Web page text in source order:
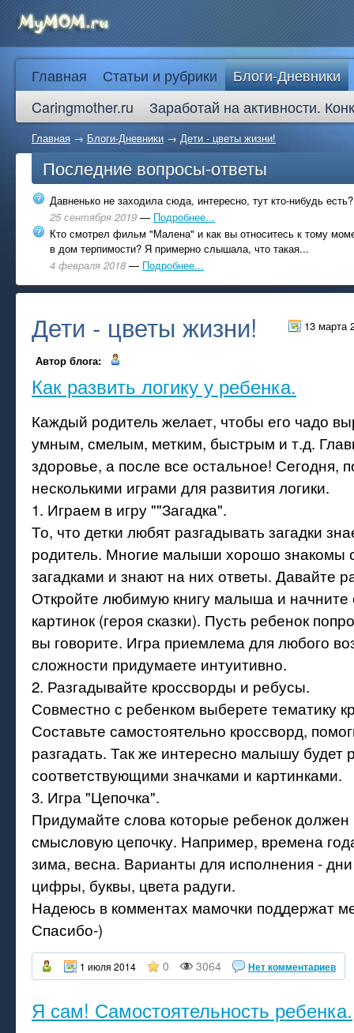
Главная Статьи и рубрики
Блоги-Дневники
Caringmother.ru
Заработай на активности.
Главная → Блоги-Дневники → Дети - цветы жизни!
Последние вопросы-ответы
Давненько не заходила сюда, интересно, тут кто-нибудь есть?
25 сентября 2019 — Подробнее...
Кто смотрел фильм "Малена" и как вы относитесь к тому
в дом терпимости? Я примерно слышала, что такая...
4 февраля 2018 — Подробнее...
13 марта
Дети - цветы жизни!
Автор блога:
Как развить логику у ребенка.
Каждый родитель желает, чтобы его чадо
умным, смелым, метким, быстрым и т.д.
здоровье, а после все остальное! Сегодня,
несколькими играми для развития логики.
1. Играем в игру ""Загадка".
То, что детки любят разгадывать загадки
родитель. Многие малыши хорошо знакомы
загадками и знают на них ответы. Давайте
Откройте любимую книгу малыша и начните
картинок (героя сказки). Пусть ребенок
вы говорите. Игра приемлема для любого
сложности придумаете интуитивно.
2. Разгадывайте кроссворды и ребусы.
Совместно с ребенком выберете тематику
Составьте самостоятельно кроссворд,
разгадать. Так же интересно малышу будет
соответствующими значками и картинками.
3. Игра "Цепочка".
Придумайте слова которые ребенок должен
смысловую цепочку. Например, времена
зима, весна. Варианты для исполнения -
цифры, буквы, цвета радуги.
Надеюсь в комментах мамочки поддержат
Спасибо-)
1 июля 2014 0 3064 Нет комментариев
Я сам! Самостоятельность ребенка.